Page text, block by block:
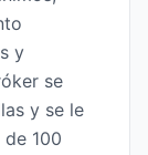
y
se
y se le
100